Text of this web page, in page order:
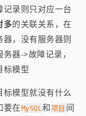
录则只对应一台
多的关联关系，在
，没有服务器则
器->故障记录，
标模型
模型就没有什么
要在MySQL 和项目 间